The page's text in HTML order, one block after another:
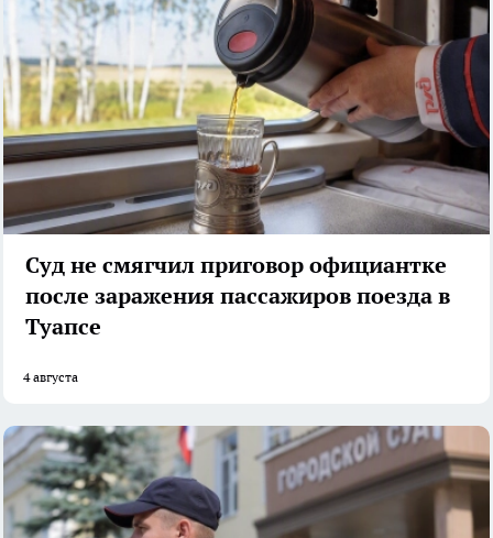
Суд не смягчил приговор официантке
после заражения пассажиров поезда в
Туапсе
4 августа